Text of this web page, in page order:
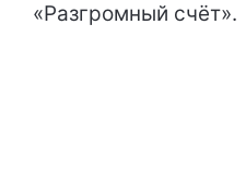
«Разгромный счёт».